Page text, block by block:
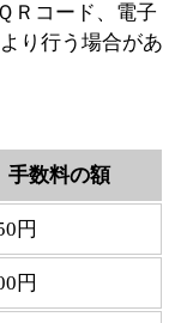
Ｒコード、電子
り行う場合があ
手数料の額
円
円